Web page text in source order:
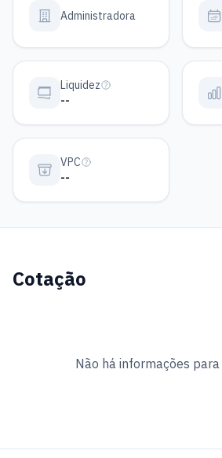
Administradora
Liquidez
--
VPC
--
Cotação
Não há informações